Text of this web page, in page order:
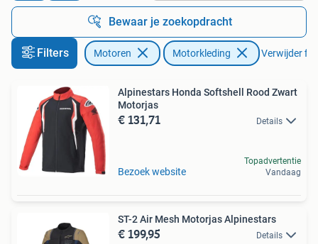
Bewaar je zoekopdracht
Filters Motoren Motorkleding Verwijder
Alpinestars Honda Softshell Rood Zwart
Motorjas
€ 131,71 Details
Bezoek website
Topadvertentie
Vandaag
ST-2 Air Mesh Motorjas Alpinestars
€ 199,95 Details